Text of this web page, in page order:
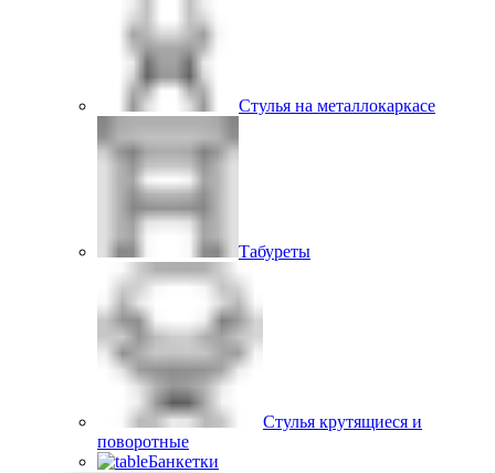
Стулья на металлокаркасе
Табуреты
Стулья крутящиеся и
поворотные
Банкетки